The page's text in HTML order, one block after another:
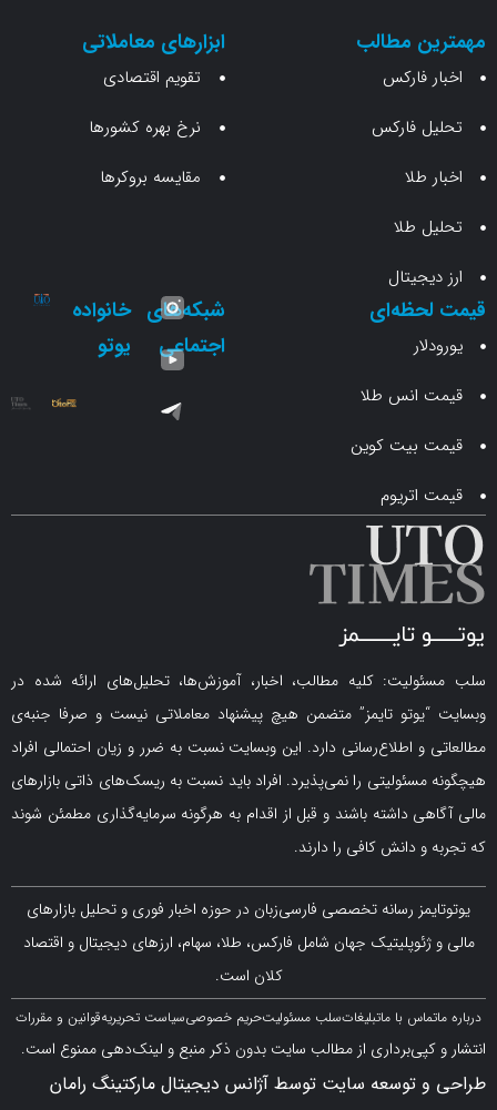
مطالب
فارکس
فارکس
ابزارهای معاملاتی
تقویم اقتصادی
نرخ بهره کشورها
مقایسه بروکرها
انس طلا
بیت کوین
شبکه‌های خانواده
یوتو
کلیه مطالب، اخبار، آموزش‌ها، تحلیل‌های ارائه شده در
تایمز” متضمن هیچ پیشنهاد معاملاتی نیست و صرفا جنبه‌ی
اطلاع‌رسانی دارد. این وبسایت نسبت به ضرر و زیان احتمالی افراد
را نمی‌پذیرد. افراد باید نسبت به ریسک‌های ذاتی بازارهای
داشته باشند و قبل از اقدام به هرگونه سرمایه‌گذاری مطمئن شوند
دانش کافی را دارند.
رسانه تخصصی فارسی‌زبان در حوزه اخبار فوری و تحلیل بازارهای
جهان شامل فارکس، طلا، سهام، ارزهای دیجیتال و اقتصاد
با ما تبلیغاتسلب مسئولیتحریم خصوصیسیاست تحریریهقوانین و مقررات
از مطالب سایت بدون ذکر منبع و لینک‌دهی ممنوع است.
سایت توسط آژانس دیجیتال مارکتینگ رامان